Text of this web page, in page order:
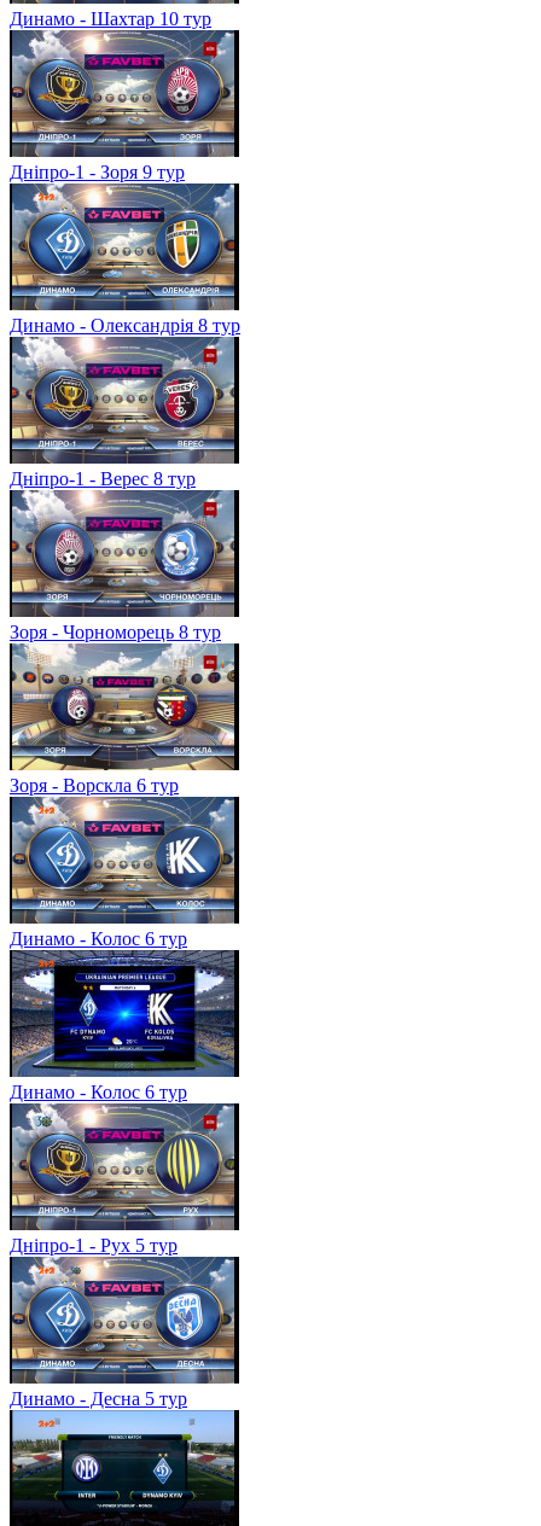
Динамо - Шахтар 10 тур
Дніпро-1 - Зоря 9 тур
Динамо - Олександрія 8 тур
Дніпро-1 - Верес 8 тур
Зоря - Чорноморець 8 тур
Зоря - Ворскла 6 тур
Динамо - Колос 6 тур
Динамо - Колос 6 тур
Дніпро-1 - Рух 5 тур
Динамо - Десна 5 тур